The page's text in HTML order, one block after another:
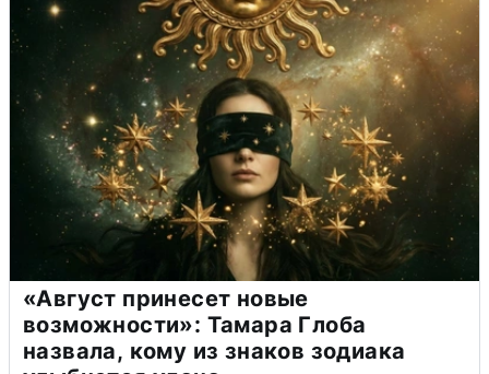
«Август принесет новые
возможности»: Тамара Глоба
назвала, кому из знаков зодиака